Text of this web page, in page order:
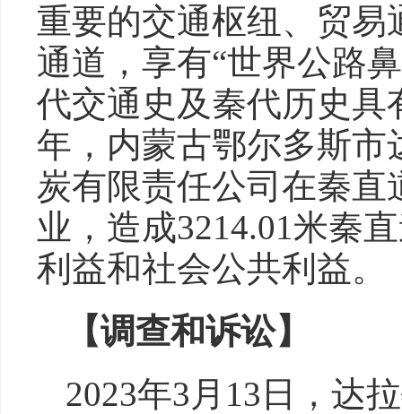
重要的交通枢纽、贸
通道，享有“世界公路
代交通史及秦代历史具
年，内蒙古鄂尔多斯
炭有限责任公司在秦
业，造成3214.01米秦
利益和社会公共利益。
【调查和诉讼】
2023年3月13日，达